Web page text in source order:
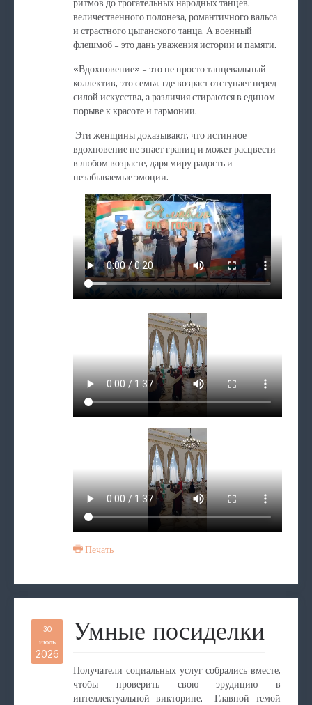
ритмов до трогательных народных танцев,
величественного полонеза, романтичного вальса
и страстного цыганского танца. А военный
флешмоб – это дань уважения истории и памяти.
«Вдохновение» – это не просто танцевальный
коллектив, это семья, где возраст отступает перед
силой искусства, а различия стираются в едином
порыве к красоте и гармонии.
Эти женщины доказывают, что истинное
вдохновение не знает границ и может расцвести
в любом возрасте, даря миру радость и
незабываемые эмоции.
Печать
30
июль
2026
Умные посиделки
Получатели социальных услуг собрались вместе,
чтобы проверить свою эрудицию в
интеллектуальной викторине. Главной темой